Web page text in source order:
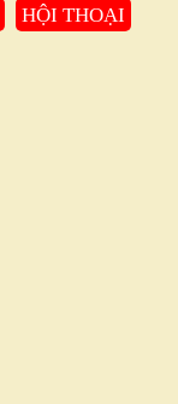
HỘI THOẠI